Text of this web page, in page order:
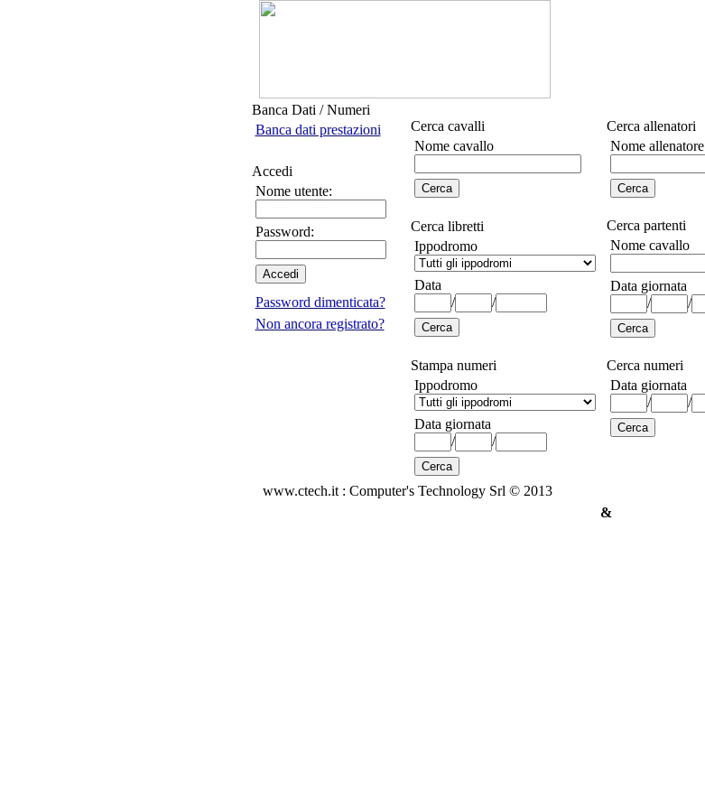
Banca Dati / Numeri
Banca dati prestazioni
Accedi
Nome utente:
Password:
Password dimenticata?
Non ancora registrato?
Cerca cavalli
Nome cavallo
Cerca allenatori
Nome allenatore
Cerca libretti
Ippodromo
Data
/
/
Cerca partenti
Nome cavallo
Data giornata
/
/
Stampa numeri
Ippodromo
Data giornata
/
/
Cerca numeri
Data giornata
/
/
www.ctech.it : Computer's Technology Srl © 2013
&